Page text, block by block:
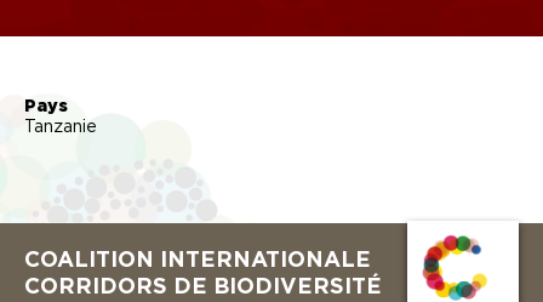
Pays
Tanzanie
COALITION INTERNATIONALE
CORRIDORS DE BIODIVERSITÉ